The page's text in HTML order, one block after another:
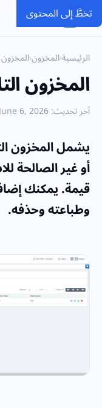
تخطَّ إلى المحتوى
SMACC
الرئيسية›المخزون›
المخزون
آخر تحديث: June 6, 2026
يشمل المخزون
أو غير الصالحة
قيمة. يمكنك
وطباعته وحذفه.